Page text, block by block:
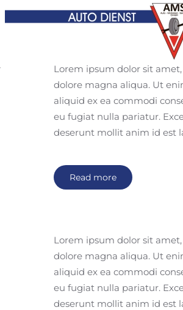
Lorem ipsum dolor sit
dolore magna aliqua. Ut
aliquid ex ea commodi
eu fugiat nulla pariatur.
deserunt mollit anim id est
Read more
Lorem ipsum dolor sit
dolore magna aliqua. Ut
aliquid ex ea commodi
eu fugiat nulla pariatur.
deserunt mollit anim id est